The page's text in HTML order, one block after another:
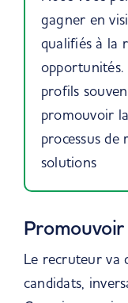
gagner en
qualifiés à la
opportunités.
profils
promouvoir
processus
solutions
Promouvoir
Le recruteur va
candidats,